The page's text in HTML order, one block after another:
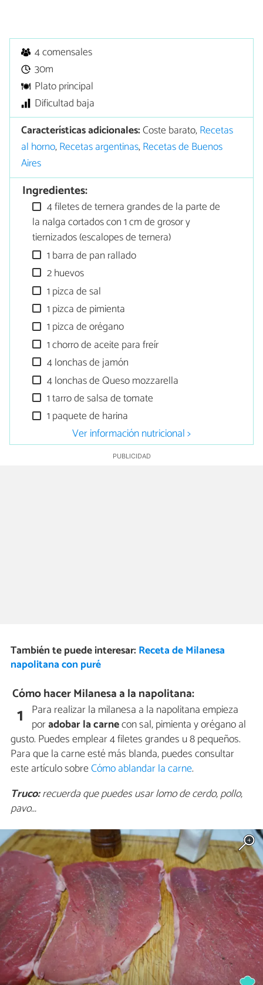
4 comensales
30m
Plato principal
Dificultad baja
Características adicionales:Coste barato,Recetas
al horno,Recetas argentinas,Recetas de Buenos
Aires
Ingredientes:
4 filetes de ternera grandes de la parte de
la nalga cortados con 1 cm de grosor y
tiernizados (escalopes de ternera)
1 barra de pan rallado
2 huevos
1 pizca de sal
1 pizca de pimienta
1 pizca de orégano
1 chorro de aceite para freír
4 lonchas de jamón
4 lonchas de Queso mozzarella
1 tarro de salsa de tomate
1 paquete de harina
Ver información nutricional >
También te puede interesar: Receta de Milanesa
napolitana con puré
Cómo hacer Milanesa a la napolitana:
1 Para realizar la milanesa a la napolitana empieza
poradobar la carnecon sal, pimienta y orégano al
gusto. Puedes emplear 4 filetes grandes u 8 pequeños.
Para que la carne esté más blanda, puedes consultar
este artículo sobreCómo ablandar la carne.
Truco:recuerda que puedes usar lomo de cerdo, pollo,
pavo...